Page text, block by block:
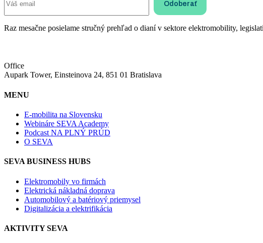
Raz mesačne posielame stručný prehľad o dianí v sektore elektromobility,
Office
Aupark Tower, Einsteinova 24, 851 01 Bratislava
MENU
E-mobilita na Slovensku
Webináre SEVA Academy
Podcast NA PLNÝ PRÚD
O SEVA
SEVA BUSINESS HUBS
Elektromobily vo firmách
Elektrická nákladná doprava
Automobilový a batériový priemysel
Digitalizácia a elektrifikácia
AKTIVITY SEVA